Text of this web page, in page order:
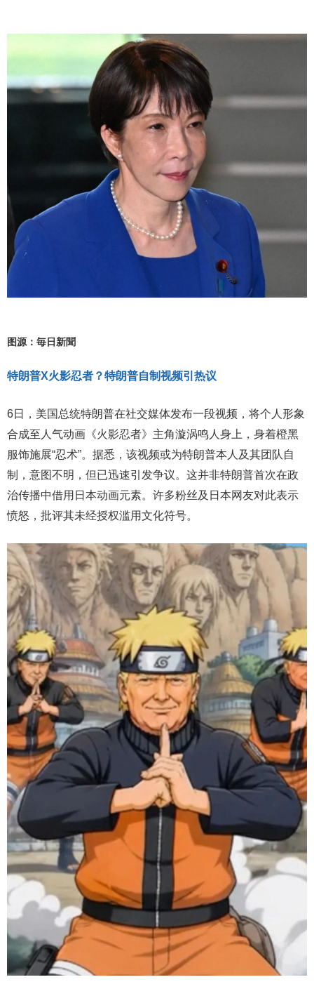
图源：毎日新聞
特朗普X火影忍者？特朗普自制视频引热议
6日，美国总统特朗普在社交媒体发布一段视频，将个人形象
合成至人气动画《火影忍者》主角漩涡鸣人身上，身着橙黑
服饰施展“忍术”。据悉，该视频或为特朗普本人及其团队自
制，意图不明，但已迅速引发争议。这并非特朗普首次在政
治传播中借用日本动画元素。许多粉丝及日本网友对此表示
愤怒，批评其未经授权滥用文化符号。